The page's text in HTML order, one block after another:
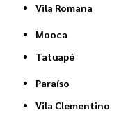
Vila Romana
Mooca
Tatuapé
Paraíso
Vila Clementino